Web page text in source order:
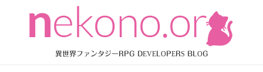
content
異世界ファンタジーRPG DEVELOPERS BLOG